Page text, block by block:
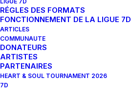
RÉGLES DES FORMATS
FONCTIONNEMENT DE LA LIGUE 7D
ARTICLES
COMMUNAUTE
DONATEURS
ARTISTES
PARTENAIRES
HEART & SOUL TOURNAMENT 2026
7D